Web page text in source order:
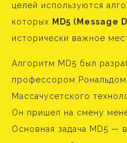
целей используются
которых MD5 (Message
исторически важное
Алгоритм MD5 был
профессором
Массачусетского
Он пришел на смену
Основная задача MD5 —